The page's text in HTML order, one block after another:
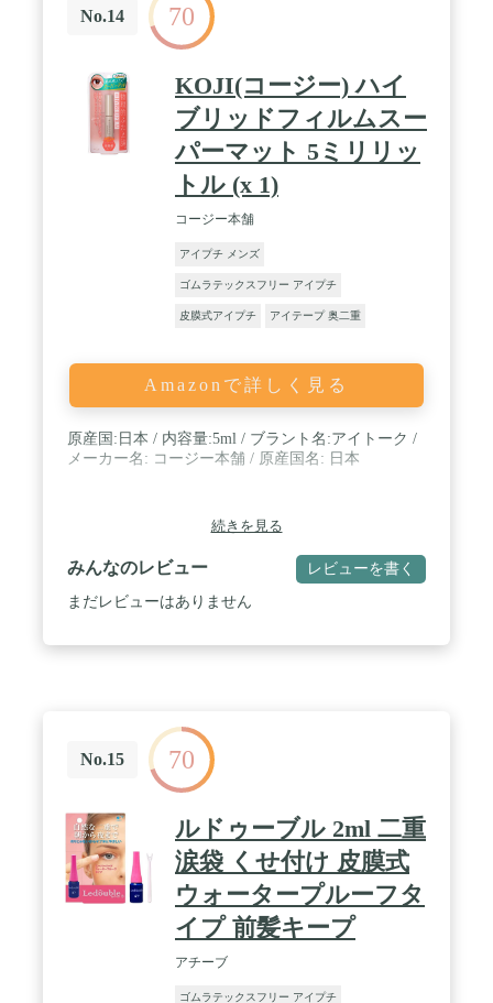
No.14 70
KOJI(コージー) ハイ
ブリッドフィルムスー
パーマット 5ミリリッ
トル (x 1)
コージー本舗
アイプチ メンズ
ゴムラテックスフリー アイプチ
皮膜式アイプチ アイテープ 奥二重
Amazonで詳しく見る
原産国:日本 / 内容量:5ml / ブラント名:アイトーク /
メーカー名: コージー本舗 / 原産国名: 日本
続きを見る
みんなのレビュー レビューを書く
まだレビューはありません
No.15 70
ルドゥーブル 2ml 二重
涙袋 くせ付け 皮膜式
ウォータープルーフタ
イプ 前髪キープ
アチーブ
ゴムラテックスフリー アイプチ